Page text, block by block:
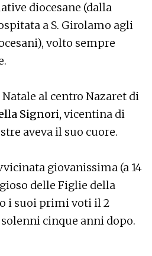
diocesane (dalla
a S. Girolamo agli
volto sempre
Natale al centro Nazaret di
Signori, vicentina di
aveva il suo cuore.
giovanissima (a 14
delle Figlie della
i suoi primi voti il 2
solenni cinque anni dopo.